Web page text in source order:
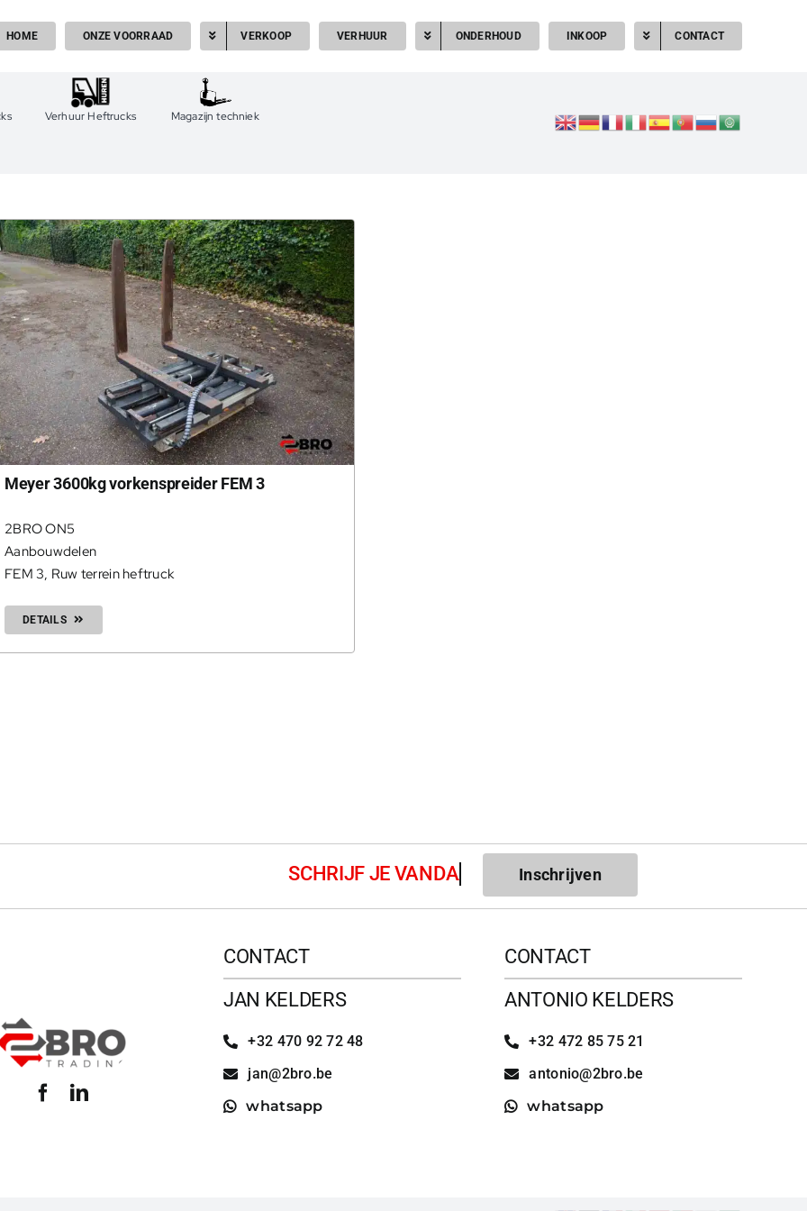
HOME ONZE VOORRAAD VERKOOP VERHUUR ONDERHOUD INKOOP CONTACT
Verhuur Heftrucks Magazijn techniek
Meyer 3600kg vorkenspreider FEM 3
2BRO ON5
Aanbouwdelen
FEM 3, Ruw terrein heftruck
DETAILS
Inschrijven
CONTACT
JAN KELDERS
+32 470 92 72 48
jan@2bro.be
whatsapp
CONTACT
ANTONIO KELDERS
+32 472 85 75 21
antonio@2bro.be
whatsapp